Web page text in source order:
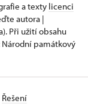
a texty licenci
autora |
Při užití obsahu
Národní památkový
Řešení